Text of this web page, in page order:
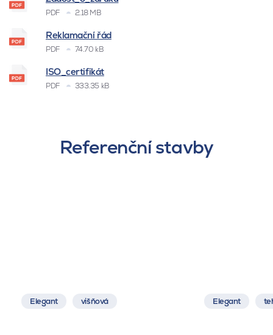
PDF 2.18 MB
Reklamační řád
PDF 74.70 kB
ISO_certifikát
PDF 333.35 kB
Referenční stavby
Elegant višňová Elegant